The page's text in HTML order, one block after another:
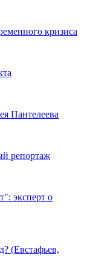
кризиса
Пантелеева
репортаж
эксперт о
(Евстафьев,